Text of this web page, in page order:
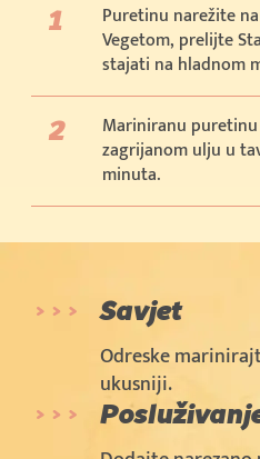
Puretinu narežite
Vegetom, prelijte
stajati na hladnom
Mariniranu
zagrijanom ulju u
minuta.
Savjet
Odreske
ukusniji.